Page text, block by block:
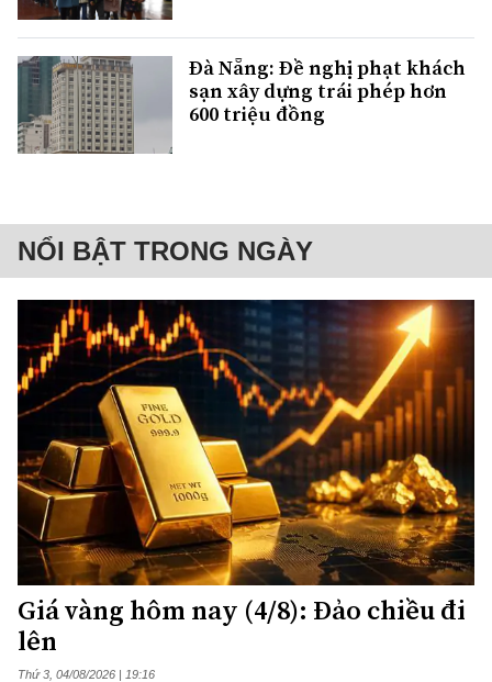
Đà Nẵng: Đề nghị phạt khách
sạn xây dựng trái phép hơn
600 triệu đồng
NỔI BẬT TRONG NGÀY
Giá vàng hôm nay (4/8): Đảo chiều đi
lên
Thứ 3, 04/08/2026 | 19:16